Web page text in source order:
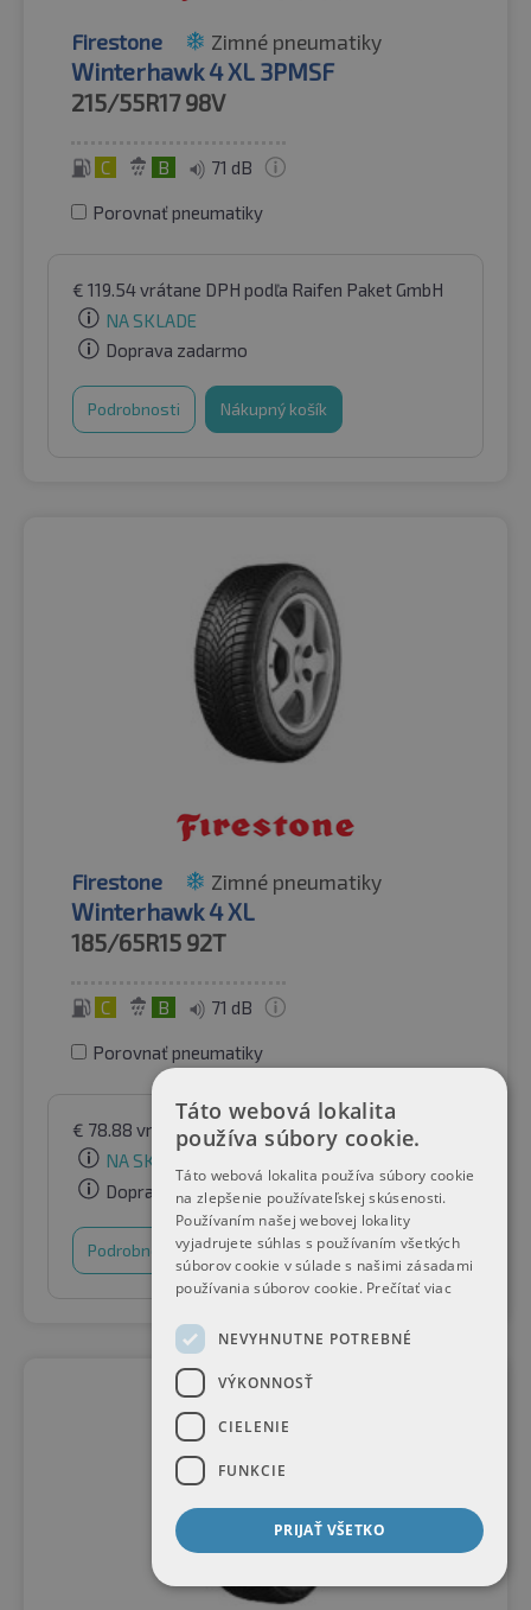
Firestone Zimné pneumatiky
Winterhawk 4 XL 3PMSF
215/55R17 98V
C B 71 dB
Porovnať pneumatiky
€ 119.54vrátane DPH podľa Raifen Paket GmbH
NA SKLADE
Doprava zadarmo
Podrobnosti Nákupný košík
Firestone Zimné pneumatiky
Winterhawk 4 XL
185/65R15 92T
C B 71 dB
Porovnať pneumatiky
€ 78.88 vrátane DPH podľa Raifen Paket GmbH
NA SKLADE
Doprava zadarmo
Podrobnosti Nákupný košík
Táto webová lokalita
používa súbory cookie.
Táto webová lokalita používa súbory cookie
na zlepšenie používateľskej skúsenosti.
Používaním našej webovej lokality
vyjadrujete súhlas s používaním všetkých
súborov cookie v súlade s našimi zásadami
používania súborov cookie. Prečítať viac
NEVYHNUTNE POTREBNÉ
VÝKONNOSŤ
CIELENIE
FUNKCIE
PRIJAŤ VŠETKO